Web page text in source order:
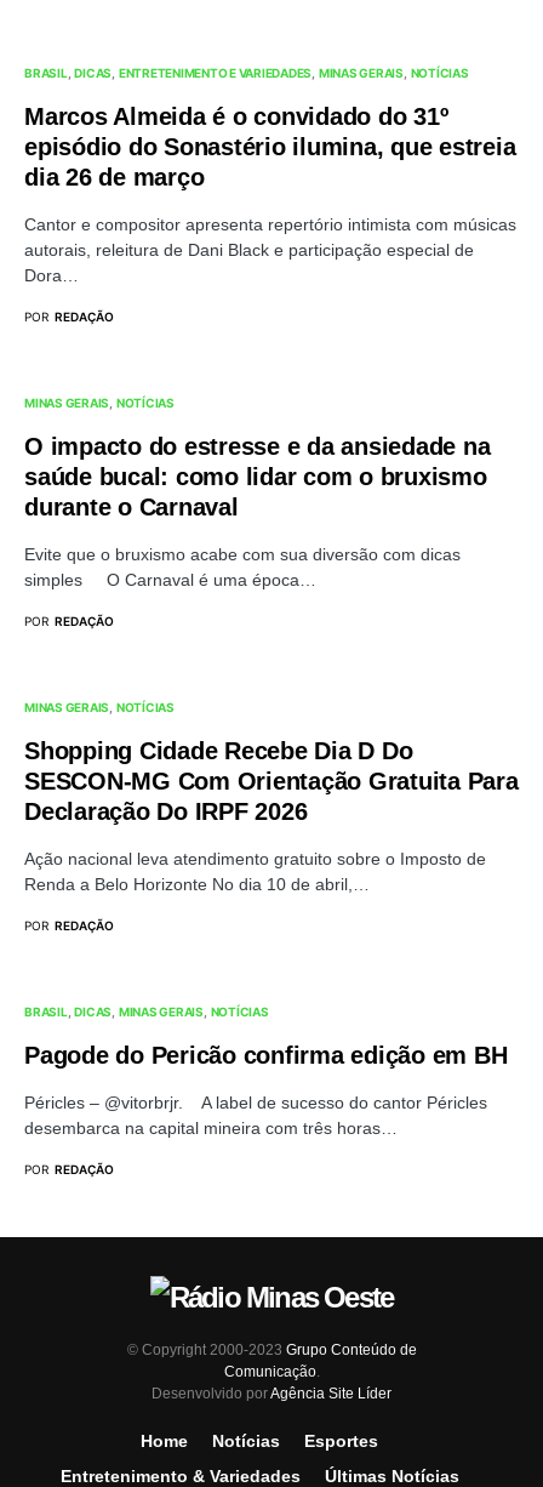
BRASIL DICAS ENTRETENIMENTO E VARIEDADES MINAS GERAIS NOTÍCIAS
Marcos Almeida é o convidado do 31º
episódio do Sonastério ilumina, que estreia
dia 26 de março
Cantor e compositor apresenta repertório intimista com músicas
autorais, releitura de Dani Black e participação especial de
Dora…
POR REDAÇÃO
MINAS GERAIS NOTÍCIAS
O impacto do estresse e da ansiedade na
saúde bucal: como lidar com o bruxismo
durante o Carnaval
Evite que o bruxismo acabe com sua diversão com dicas
simples O Carnaval é uma época…
POR REDAÇÃO
MINAS GERAIS NOTÍCIAS
Shopping Cidade Recebe Dia D Do
SESCON-MG Com Orientação Gratuita Para
Declaração Do IRPF 2026
Ação nacional leva atendimento gratuito sobre o Imposto de
Renda a Belo Horizonte No dia 10 de abril,…
POR REDAÇÃO
BRASIL DICAS MINAS GERAIS NOTÍCIAS
Pagode do Pericão confirma edição em BH
Péricles – @vitorbrjr. A label de sucesso do cantor Péricles
desembarca na capital mineira com três horas…
POR REDAÇÃO
© Copyright 2000-2023 Grupo Conteúdo de
Comunicação.
Desenvolvido porAgência Site Líder
Home Notícias
Esportes
Entretenimento & Variedades
Últimas Notícias